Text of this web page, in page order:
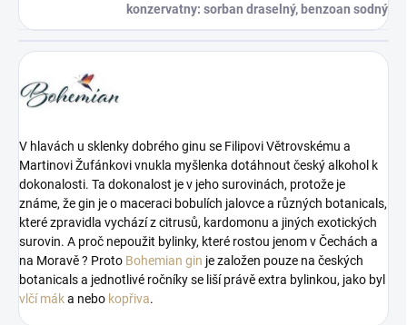
konzervatny: sorban draselný, benzoan sodný
V hlavách u sklenky dobrého ginu se Filipovi Větrovskému a
Martinovi Žufánkovi vnukla myšlenka dotáhnout český alkohol k
dokonalosti. Ta dokonalost je v jeho surovinách, protože je
známe, že gin je o maceraci bobulích jalovce a různých botanicals,
které zpravidla vychází z citrusů, kardomonu a jiných exotických
surovin. A proč nepoužit bylinky, které rostou jenom v Čechách a
na Moravě ? Proto Bohemian gin je založen pouze na českých
botanicals a jednotlivé ročníky se liší právě extra bylinkou, jako byl
vlčí máka nebo kopřiva.